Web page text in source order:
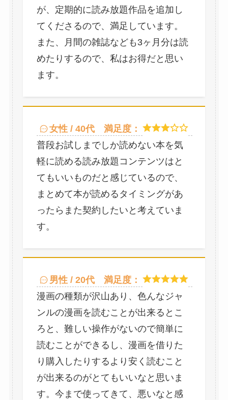
が、定期的に読み放題作品を追加し
てくださるので、満足しています。
また、月間の雑誌なども3ヶ月分は読
めたりするので、私はお得だと思い
ます。
女性 / 40代
満足度：
普段お試しまでしか読めない本を気
軽に読める読み放題コンテンツはと
てもいいものだと感じているので、
まとめて本が読めるタイミングがあ
ったらまた契約したいと考えていま
す。
男性 / 20代
満足度：
漫画の種類が沢山あり、色んなジャ
ンルの漫画を読むことが出来るとこ
ろと、難しい操作がないので簡単に
読むことができるし、漫画を借りた
り購入したりするより安く読むこと
が出来るのがとてもいいなと思いま
す。今まで使ってきて、悪いなと感